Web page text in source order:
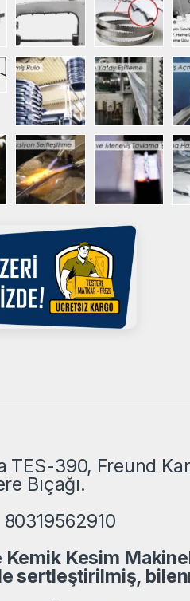
TES-390, Freund
Bıçağı.
Kesim
sertleştirilmiş,